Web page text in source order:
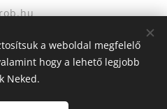
a weboldal megfelelő
hogy a lehető legjobb
Neked.